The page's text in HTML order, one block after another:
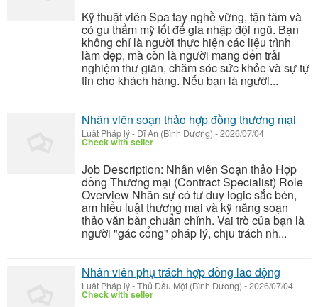
Kỹ thuật viên Spa tay nghề vững, tận tâm và
có gu thẩm mỹ tốt để gia nhập đội ngũ. Bạn
không chỉ là người thực hiện các liệu trình
làm đẹp, mà còn là người mang đến trải
nghiệm thư giãn, chăm sóc sức khỏe và sự tự
tin cho khách hàng. Nếu bạn là người...
Nhân viên soạn thảo hợp đồng thương mại
Luật Pháp lý- Dĩ An (Bình Dương) -2026/07/04
Check with seller
Job Description: Nhân viên Soạn thảo Hợp
đồng Thương mại (Contract Specialist) Role
Overview Nhân sự có tư duy logic sắc bén,
am hiểu luật thương mại và kỹ năng soạn
thảo văn bản chuẩn chỉnh. Vai trò của bạn là
người "gác cổng" pháp lý, chịu trách nh...
Nhân viên phụ trách hợp đồng lao động
Luật Pháp lý-Thủ Dầu Một (Bình Dương) -2026/07/04
Check with seller